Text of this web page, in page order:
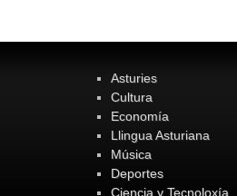
Asturies
Cultura
Economía
Llingua Asturiana
Música
Deportes
Ciencia y Tecnoloxía